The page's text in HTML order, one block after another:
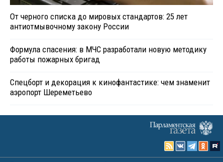
От черного списка до мировых стандартов: 25 лет
антиотмывочному закону России
Формула спасения: в МЧС разработали новую методику
работы пожарных бригад
Спецборт и декорация к кинофантастике: чем знаменит
аэропорт Шереметьево